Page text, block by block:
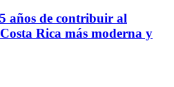
años de contribuir al
Rica más moderna y